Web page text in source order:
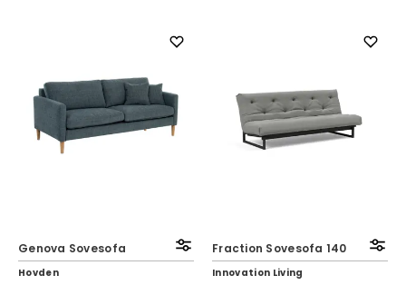
Genova Sovesofa
Hovden
Fraction Sovesofa 140
Innovation Living